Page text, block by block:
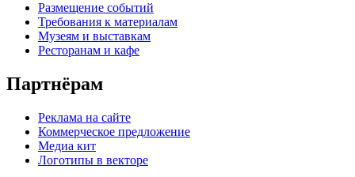
Размещение событий
Требования к материалам
Музеям и выставкам
Ресторанам и кафе
Партнёрам
Реклама на сайте
Коммерческое предложение
Медиа кит
Логотипы в векторе